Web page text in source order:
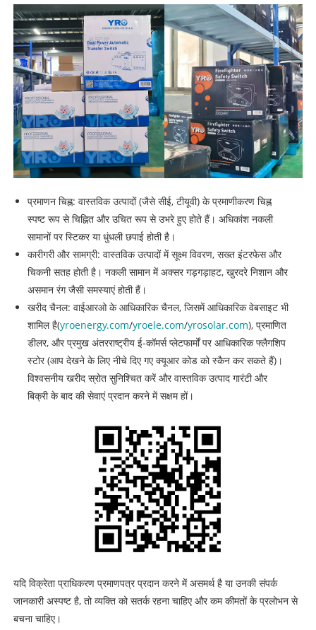
प्रमाणन चिह्न: वास्तविक उत्पादों (जैसे सीई, टीयूवी) के प्रमाणीकरण चिह्न
स्पष्ट रूप से चिह्नित और उचित रूप से उभरे हुए होते हैं। अधिकांश नकली
सामानों पर स्टिकर या धुंधली छपाई होती है।
कारीगरी और सामग्री: वास्तविक उत्पादों में सूक्ष्म विवरण, सख्त इंटरफेस और
चिकनी सतह होती है। नकली सामान में अक्सर गड़गड़ाहट, खुरदरे निशान और
असमान रंग जैसी समस्याएं होती हैं।
खरीद चैनल: वाईआरओ के आधिकारिक चैनल, जिसमें आधिकारिक वेबसाइट भी
शामिल है(yroenergy.com/yroele.com/yrosolar.com), प्रमाणित
डीलर, और प्रमुख अंतरराष्ट्रीय ई-कॉमर्स प्लेटफार्मों पर आधिकारिक फ्लैगशिप
स्टोर (आप देखने के लिए नीचे दिए गए क्यूआर कोड को स्कैन कर सकते हैं)।
विश्वसनीय खरीद स्रोत सुनिश्चित करें और वास्तविक उत्पाद गारंटी और
बिक्री के बाद की सेवाएं प्रदान करने में सक्षम हों।
यदि विक्रेता प्राधिकरण प्रमाणपत्र प्रदान करने में असमर्थ है या उनकी संपर्क
जानकारी अस्पष्ट है, तो व्यक्ति को सतर्क रहना चाहिए और कम कीमतों के प्रलोभन से
बचना चाहिए।